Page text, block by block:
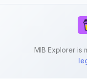
MIB Explorer is